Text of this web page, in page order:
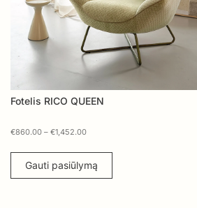
Fotelis RICO QUEEN
€860.00 – €1,452.00
Gauti pasiūlymą